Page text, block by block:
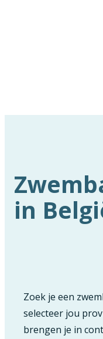
in
Zoek je een
selecteer jou
brengen je in